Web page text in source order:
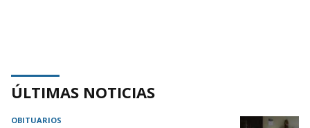
ÚLTIMAS NOTICIAS
OBITUARIOS